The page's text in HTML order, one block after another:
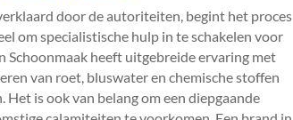
door de autoriteiten, begint het proces
om specialistische hulp in te schakelen voor
Schoonmaak heeft uitgebreide ervaring met
van roet, bluswater en chemische stoffen
is ook van belang om een diepgaande